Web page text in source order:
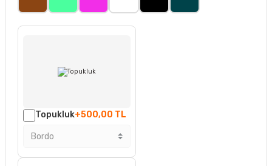
Topukluk+500,00 TL